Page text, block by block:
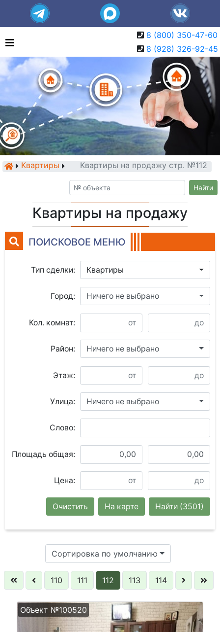
8 (800) 350-47-60
8 (928) 326-92-45
Квартиры Квартиры на продажу стр. №112
Найти
Квартиры на продажу
ПОИСКОВОЕ МЕНЮ
Тип сделки: Квартиры
Город: Ничего не выбрано
Кол. комнат:
Район: Ничего не выбрано
Этаж:
Улица: Ничего не выбрано
Слово:
Площадь общая:
Цена:
Найти (3501)
На карте
Очистить
Сортировка по умолчанию
110 111 112 113 114
Объект №100520